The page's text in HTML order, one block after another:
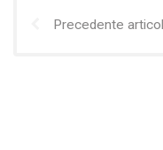
Precedente